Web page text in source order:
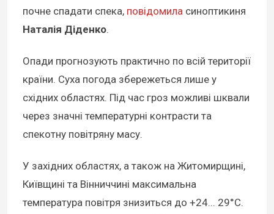
почне спадати спека, повідомила синоптикиня
Наталія Діденко.
Опади прогнозують практично по всій території
країни. Суха погода збережеться лише у
східних областях. Під час гроз можливі шквали
через значні температурні контрасти та
спекотну повітряну масу.
У західних областях, а також на Житомирщині,
Київщині та Вінниччині максимальна
температура повітря знизиться до +24... 29°C.